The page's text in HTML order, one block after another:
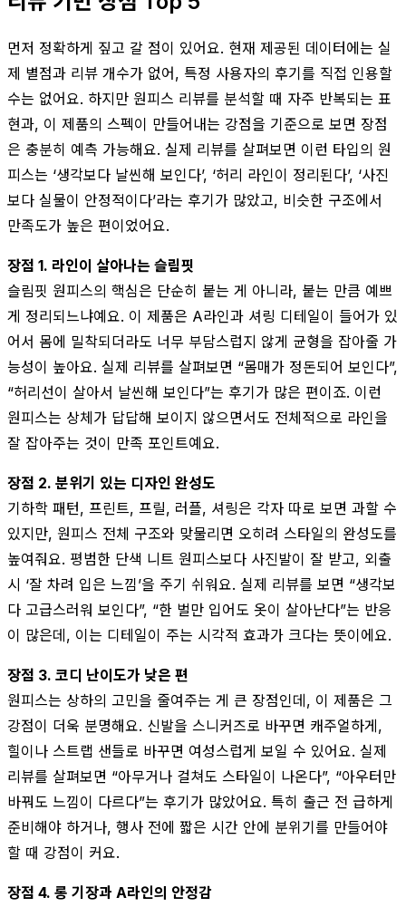
먼저 정확하게 짚고 갈 점이 있어요. 현재 제공된 데이터에는 실
제 별점과 리뷰 개수가 없어, 특정 사용자의 후기를 직접 인용할
수는 없어요. 하지만 원피스 리뷰를 분석할 때 자주 반복되는 표
현과, 이 제품의 스펙이 만들어내는 강점을 기준으로 보면 장점
은 충분히 예측 가능해요. 실제 리뷰를 살펴보면 이런 타입의 원
피스는 ‘생각보다 날씬해 보인다’, ‘허리 라인이 정리된다’, ‘사진
보다 실물이 안정적이다’라는 후기가 많았고, 비슷한 구조에서
만족도가 높은 편이었어요.
장점 1. 라인이 살아나는 슬림핏
슬림핏 원피스의 핵심은 단순히 붙는 게 아니라, 붙는 만큼 예쁘
게 정리되느냐예요. 이 제품은 A라인과 셔링 디테일이 들어가 있
어서 몸에 밀착되더라도 너무 부담스럽지 않게 균형을 잡아줄 가
능성이 높아요. 실제 리뷰를 살펴보면 “몸매가 정돈되어 보인다”,
“허리선이 살아서 날씬해 보인다”는 후기가 많은 편이죠. 이런
원피스는 상체가 답답해 보이지 않으면서도 전체적으로 라인을
잘 잡아주는 것이 만족 포인트예요.
장점 2. 분위기 있는 디자인 완성도
기하학 패턴, 프린트, 프릴, 러플, 셔링은 각자 따로 보면 과할 수
있지만, 원피스 전체 구조와 맞물리면 오히려 스타일의 완성도를
높여줘요. 평범한 단색 니트 원피스보다 사진발이 잘 받고, 외출
시 ‘잘 차려 입은 느낌’을 주기 쉬워요. 실제 리뷰를 보면 “생각보
다 고급스러워 보인다”, “한 벌만 입어도 옷이 살아난다”는 반응
이 많은데, 이는 디테일이 주는 시각적 효과가 크다는 뜻이에요.
장점 3. 코디 난이도가 낮은 편
원피스는 상하의 고민을 줄여주는 게 큰 장점인데, 이 제품은 그
강점이 더욱 분명해요. 신발을 스니커즈로 바꾸면 캐주얼하게,
힐이나 스트랩 샌들로 바꾸면 여성스럽게 보일 수 있어요. 실제
리뷰를 살펴보면 “아무거나 걸쳐도 스타일이 나온다”, “아우터만
바꿔도 느낌이 다르다”는 후기가 많았어요. 특히 출근 전 급하게
준비해야 하거나, 행사 전에 짧은 시간 안에 분위기를 만들어야
할 때 강점이 커요.
장점 4. 롱 기장과 A라인의 안정감